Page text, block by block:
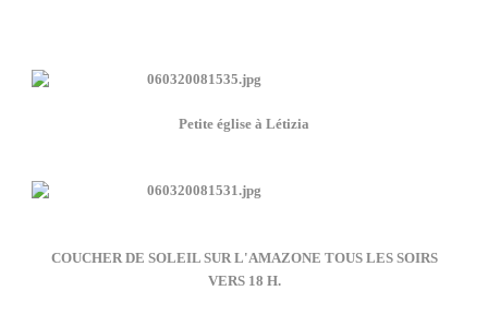
Petite église à Létizia
COUCHER DE SOLEIL SUR L'AMAZONE TOUS LES SOIRS
VERS 18 H.